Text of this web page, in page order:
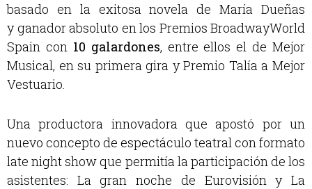
basado en la exitosa novela de María Dueñas
y ganador absoluto en los Premios BroadwayWorld
Spain con 10 galardones, entre ellos el de Mejor
Musical, en su primera gira y Premio Talía a Mejor
Vestuario.
Una productora innovadora que apostó por un
nuevo concepto de espectáculo teatral con formato
late night show que permitía la participación de los
asistentes: La gran noche de Eurovisión y La